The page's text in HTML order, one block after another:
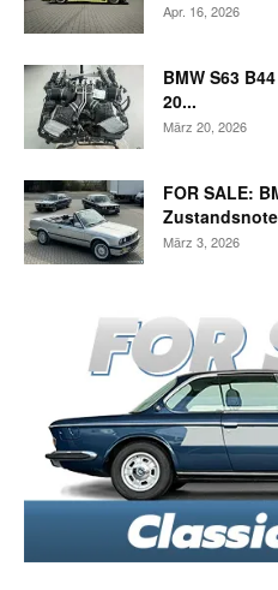
Apr. 16, 2026
BMW S63
20...
März 20, 2026
FOR SALE:
März 3, 2026